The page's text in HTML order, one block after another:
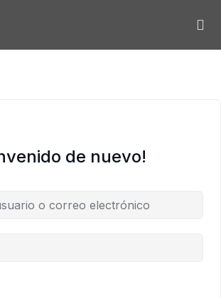
de nuevo!